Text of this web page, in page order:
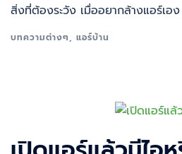
สิ่งที่ต้องระวัง เมื่ออยากล้างแอร์เอ
บทความต่างๆ, แอร์บ้าน